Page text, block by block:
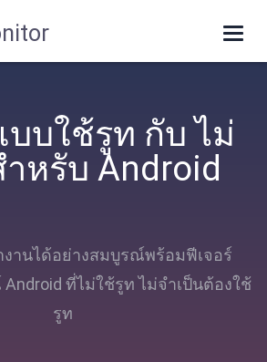
บบใช้รูท กับ ไม่
หรับ Android
งานได้อย่างสมบูรณ์พร้อมฟีเจอร์
ที่ไม่ใช้รูท ไม่จําเป็นต้องใช้
รูท